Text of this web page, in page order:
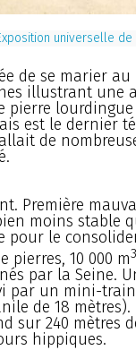
universelle de
de se marier au
illustrant une
pierre
est le dernier
de
Première
moins stable
pour le
pierres, 10 000 m3
par la Seine.
par un mini-
de 18
sur 240 mètres
hippiques.